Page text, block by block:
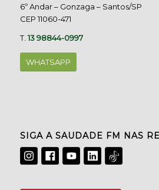
6º Andar – Gonzaga – Santos/SP
CEP 11060-471
T.13 98844-0997
WHATSAPP
SIGA A SAUDADE FM NAS